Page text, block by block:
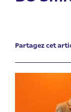
Partagez cet